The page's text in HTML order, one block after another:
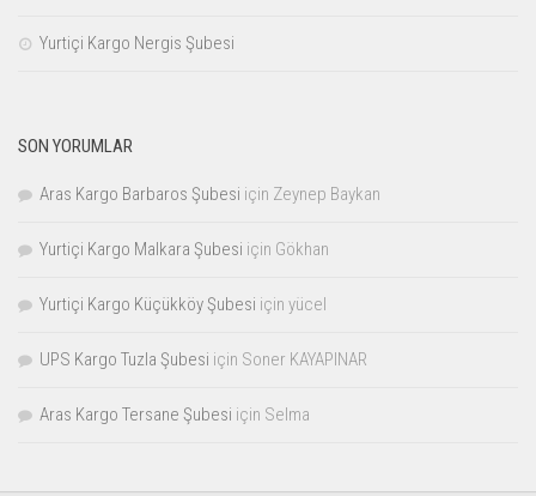
Yurtiçi Kargo Nergis Şubesi
SON YORUMLAR
Aras Kargo Barbaros Şubesi için Zeynep Baykan
Yurtiçi Kargo Malkara Şubesi için Gökhan
Yurtiçi Kargo Küçükköy Şubesi için yücel
UPS Kargo Tuzla Şubesi için Soner KAYAPINAR
Aras Kargo Tersane Şubesi için Selma